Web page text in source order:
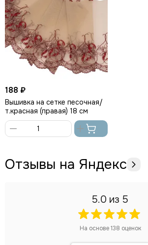
188 ₽
Вышивка на сетке песочная/
т.красная (правая) 18 см
Отзывы на Яндекс
5.0 из 5
На основе138 оценок